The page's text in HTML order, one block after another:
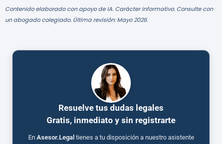
Contenido elaborado con apoyo de IA. Carácter informativo. Consulte con
un abogado colegiado. Última revisión: Mayo 2026.
Resuelve tus dudas legales
Gratis, inmediato y sin registrarte
En Asesor.Legal tienes a tu disposición a nuestro asistente